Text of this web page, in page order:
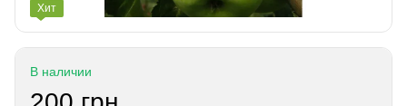
Хит
В наличии